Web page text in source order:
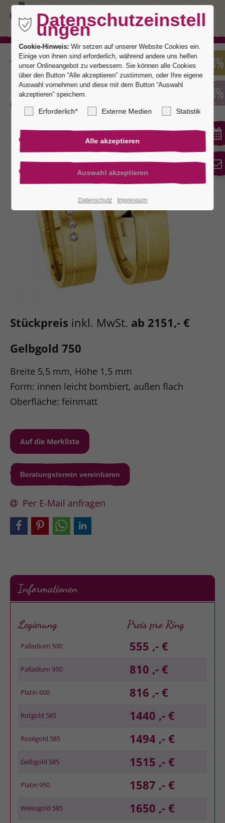
Zurück
Granada 1
Stückpreis inkl. MwSt. ab 2151,- €
Gelbgold 750
Breite 5,5 mm, Höhe 1,5 mm
Form: innen leicht bombiert, außen flach
Oberfläche: feinmatt
Beratungstermin vereinbaren
Per E-Mail anfragen
Informationen
Legierung Preis pro Ring
Palladium 500 555 ,- €
Palladium 950 810 ,- €
Platin 600 816 ,- €
Rotgold 585 1440 ,- €
Roségold 585 1494 ,- €
Gelbgold 585 1515 ,- €
Platin 950 1587 ,- €
Weissgold 585 1650 ,- €
Datenschutzeinstell
ungen
Cookie-Hinweis: Wir setzen auf unserer Website Cookies ein.
Einige von ihnen sind erforderlich, während andere uns helfen
unser Onlineangebot zu verbessern. Sie können alle Cookies
über den Button “Alle akzeptieren” zustimmen, oder Ihre eigene
Auswahl vornehmen und diese mit dem Button “Auswahl
akzeptieren” speichern.
Erforderlich* Externe Medien Statistik
Datenschutz Impressum